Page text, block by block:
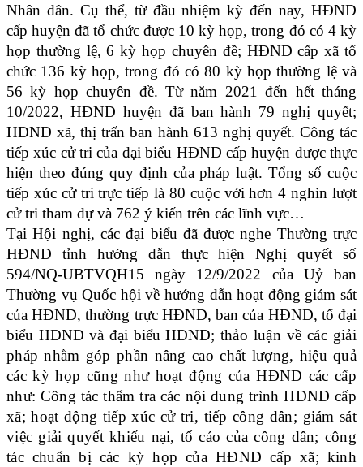
Nhân dân. Cụ thể, từ đầu nhiệm kỳ đến nay, HĐND
cấp huyện đã tổ chức được 10 kỳ họp, trong đó có 4 kỳ
họp thường lệ, 6 kỳ họp chuyên đề; HĐND cấp xã tổ
chức 136 kỳ họp, trong đó có 80 kỳhọp thường lệ và
56 kỳ họp chuyên đề. Từ năm 2021 đến hết tháng
10/2022, HĐND huyện đã ban hành 79 nghị quyết;
HĐND xã, thị trấn ban hành 613 nghị quyết. Công tác
tiếp xúc cử tri của đại biểu HĐND cấp huyện được thực
hiện theo đúng quy định của pháp luật. Tổng số cuộc
tiếp xúc cử tri trực tiếp là 80 cuộc với hơn 4 nghìn lượt
cử tri tham dự và 762 ý kiến trên các lĩnh vực…
Tại Hội nghị, các đại biểu đã được nghe Thường trực
HĐND tỉnh hướng dẫn thực hiện Nghị quyết số
594/NQ-UBTVQH15 ngày 12/9/2022 của Uỷ ban
Thường vụ Quốc hội về hướng dẫn hoạt động giám sát
của HĐND, thường trực HĐND, ban của HĐND, tổ đại
biểu HĐND và đại biểu HĐND; thảo luận về các giải
pháp nhằm góp phần nâng cao chất lượng, hiệu quả
các kỳ họp cũng như hoạt động của HĐND các cấp
như: Công tác thẩm tra các nội dung trình HĐND cấp
xã; hoạt động tiếp xúc cử tri, tiếp công dân; giám sát
việc giải quyết khiếu nại, tố cáo của công dân; công
tác chuẩn bị các kỳ họp của HĐND cấp xã; kinh